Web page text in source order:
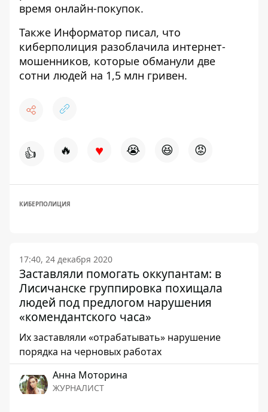
время онлайн-покупок.
Также Информатор писал, что
киберполиция разоблачила интернет-
мошенников, которые обманули две
сотни людей на 1,5 млн гривен.
👍 🔥 ♥ 😭 😆 😡
КИБЕРПОЛИЦИЯ
17:40, 24 декабря 2020
Заставляли помогать оккупантам: в
Лисичанске группировка похищала
людей под предлогом нарушения
«комендантского часа»
Их заставляли «отрабатывать» нарушение
порядка на черновых работах
Анна Моторина
ЖУРНАЛИСТ